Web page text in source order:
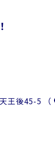
王後45-5 （